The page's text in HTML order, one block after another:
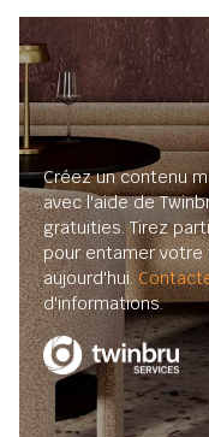
Créez un contenu
avec l'aide de
gratuities. Tirez
pour entamer votre
aujourd'hui.
d'informations.